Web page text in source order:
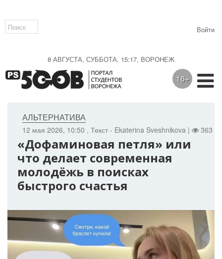
8 АВГУСТА, СУББОТА, 15:17, ВОРОНЕЖ
Войти
16+
12 мая 2026, 10:50 , Текст - Ekaterina Sveshnikova | 363 |
АЛЬТЕРНАТИВА
«Дофаминовая петля» или
что делает современная
молодёжь в поисках
быстрого счастья